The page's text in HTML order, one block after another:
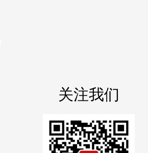
关注我们